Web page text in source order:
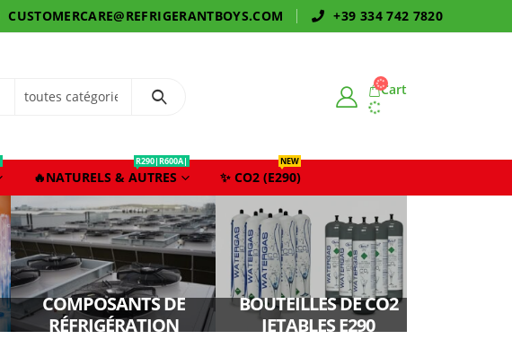
CUSTOMERCARE@REFRIGERANTBOYS.COM +39 334 742 7820
Cart
🔥NATURELS & AUTRES
R290|R600A|
✨ CO2 (E290)
NEW
COMPOSANTS DE
RÉFRIGÉRATION
BOUTEILLES DE CO2
JETABLES E290